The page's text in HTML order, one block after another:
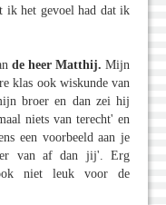
ik het gevoel had dat ik
de heer Matthij. Mijn
klas ook wiskunde van
broer en dan zei hij
niets van terecht' en
een voorbeeld aan je
van af dan jij'. Erg
niet leuk voor de